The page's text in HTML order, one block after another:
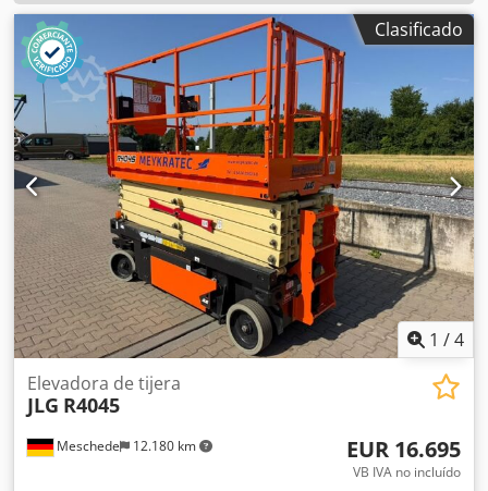
Clasificado
1 /4
Meschede 12.180 km
Elevadora de tijera
JLG R4045
EUR 16.695
VB IVA no incluído